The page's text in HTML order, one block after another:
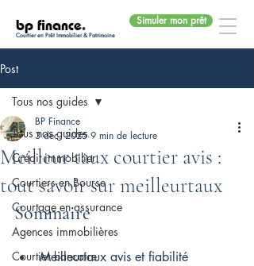
bp finance.
Courtier en Prêt Immobilier & Patrimoine
Simuler mon prêt
Post
Tous nos guides
Crédit immobilier
Courtiers en Bourse
Courtage en assurance
Agences immobilières
Courtier bancaire
Tous nos guides
Meilleur taux courtier avis :
tout savoir sur meilleurtaux
BP Finance
3 déc. 2025 9 min de lecture
Sommaire
Meilleurtaux avis et fiabilité